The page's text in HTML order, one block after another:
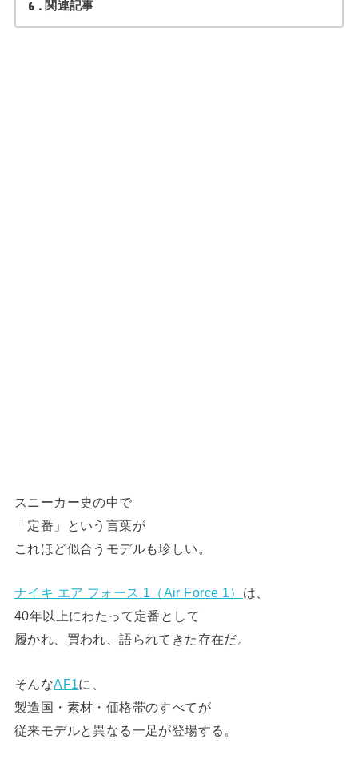
6 関連記事
スニーカー史の中で
「定番」という言葉が
これほど似合うモデルも珍しい。
ナイキ エア フォース 1（Air Force 1） は、
40年以上にわたって定番として
履かれ、買われ、語られてきた存在だ。
そんなAF1に、
製造国・素材・価格帯のすべてが
従来モデルと異なる一足が登場する。